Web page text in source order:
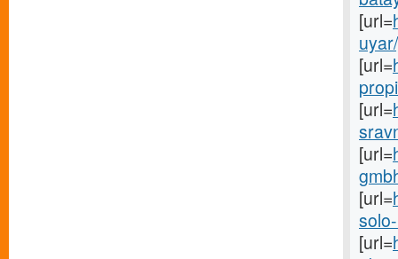
[url=
[url=
[url=
[url=
[url=
[url=